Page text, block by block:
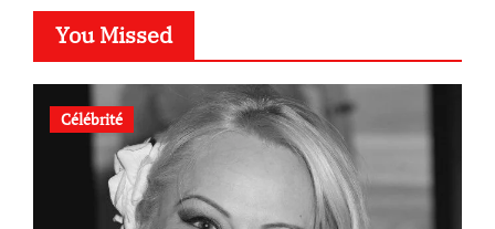
You Missed
Célébrité